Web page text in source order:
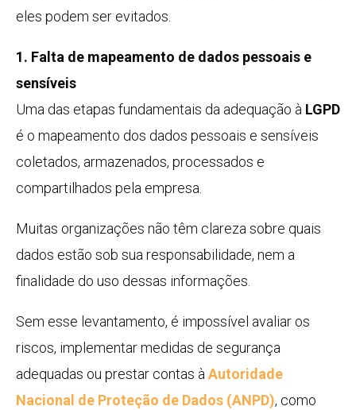
eles podem ser evitados.
1. Falta de mapeamento de dados pessoais e
sensíveis
Uma das etapas fundamentais da adequação à LGPD
é o mapeamento dos dados pessoais e sensíveis
coletados, armazenados, processados e
compartilhados pela empresa.
Muitas organizações não têm clareza sobre quais
dados estão sob sua responsabilidade, nem a
finalidade do uso dessas informações.
Sem esse levantamento, é impossível avaliar os
riscos, implementar medidas de segurança
adequadas ou prestar contas à Autoridade
Nacional de Proteção de Dados (ANPD), como